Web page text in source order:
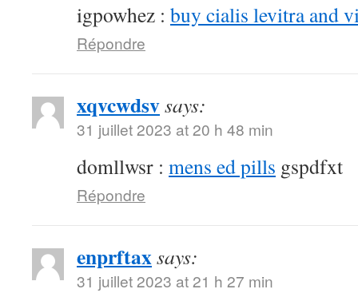
igpowhez : buy cialis levitra and
Répondre
xqvcwdsvsays:
31 juillet 2023 at 20 h 48 min
domllwsr : mens ed pills gspdfxt
Répondre
enprftaxsays:
31 juillet 2023 at 21 h 27 min